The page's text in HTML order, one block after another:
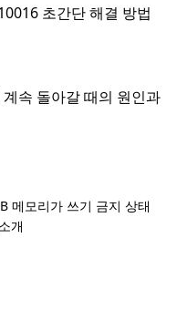
초간단 해결 방법
속 돌아갈 때의 원인과
메모리가 쓰기 금지 상태
개